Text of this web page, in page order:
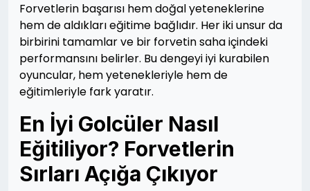
Forvetlerin başarısı hem doğal yeteneklerine
hem de aldıkları eğitime bağlıdır. Her iki unsur da
birbirini tamamlar ve bir forvetin saha içindeki
performansını belirler. Bu dengeyi iyi kurabilen
oyuncular, hem yetenekleriyle hem de
eğitimleriyle fark yaratır.
En İyi Golcüler Nasıl
Eğitiliyor? Forvetlerin
Sırları Açığa Çıkıyor